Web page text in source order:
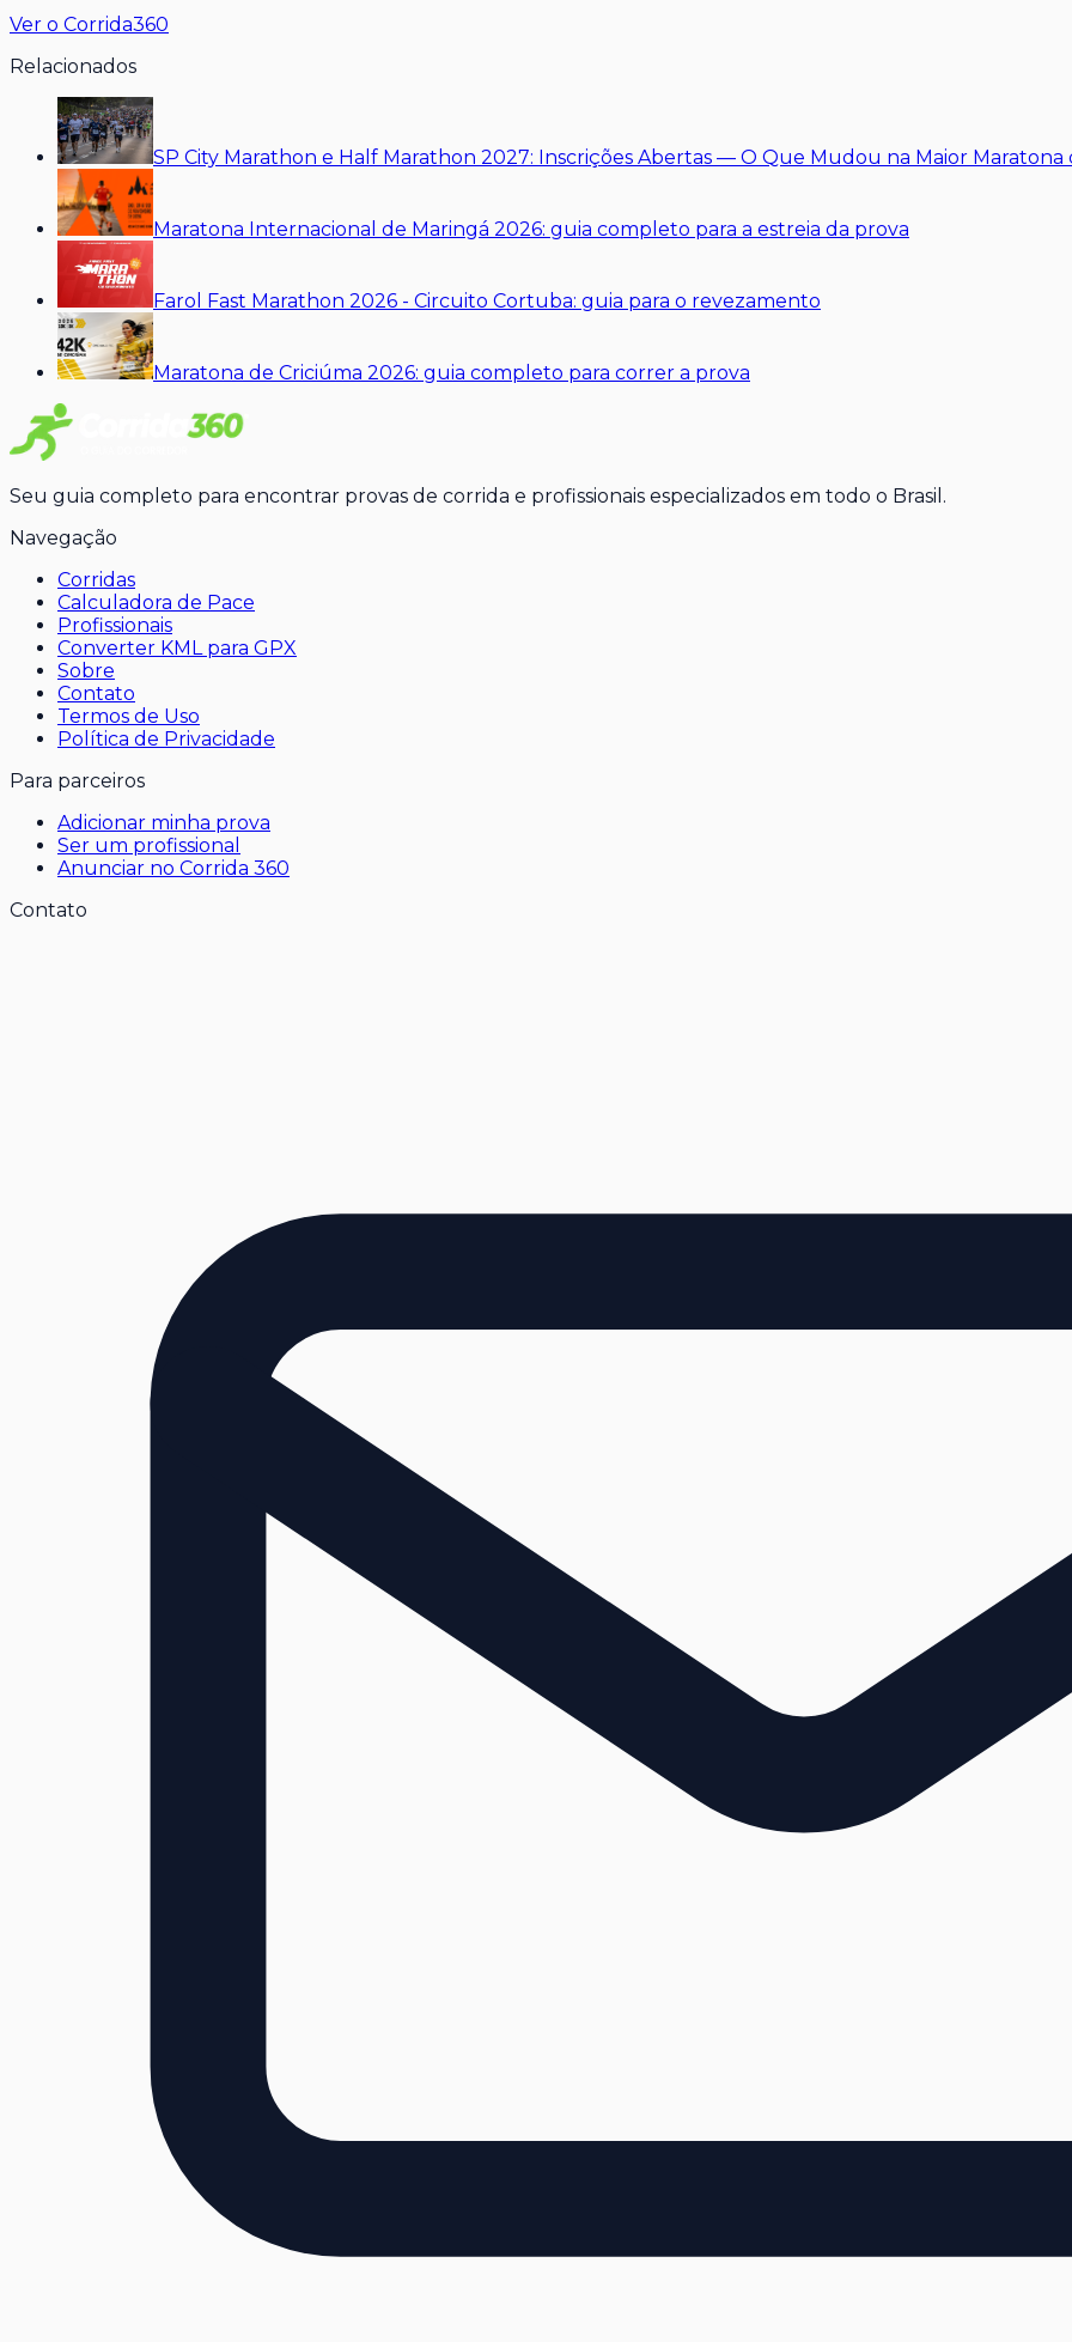
Ver o Corrida360
Relacionados
SP City Marathon e Half Marathon 2027: Inscrições Abertas — O Que Mudou na Maior Maratona
Maratona Internacional de Maringá 2026: guia completo para a estreia da prova
Farol Fast Marathon 2026 - Circuito Cortuba: guia para o revezamento
Maratona de Criciúma 2026: guia completo para correr a prova
Seu guia completo para encontrar provas de corrida e profissionais especializados em todo o Brasil.
Navegação
Corridas
Calculadora de Pace
Profissionais
Converter KML para GPX
Sobre
Contato
Termos de Uso
Política de Privacidade
Para parceiros
Adicionar minha prova
Ser um profissional
Anunciar no Corrida 360
Contato